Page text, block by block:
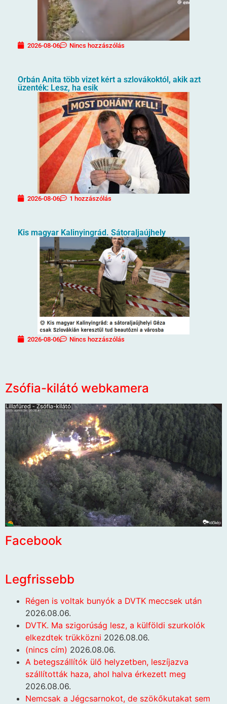
2026-08-06 Nincs hozzászólás
Orbán Anita több vizet kért a szlovákoktól, akik azt
üzenték: Lesz, ha esik
2026-08-06 1 hozzászólás
Kis magyar Kalinyingrád. Sátoraljaújhely
2026-08-06 Nincs hozzászólás
Zsófia-kilátó webkamera
Facebook
Legfrissebb
Régen is voltak bunyók a DVTK meccsek után
2026.08.06.
DVTK. Ma szigorúság lesz, a külföldi szurkolók
elkezdtek trükközni 2026.08.06.
(nincs cím) 2026.08.06.
A betegszállítók ülő helyzetben, leszíjazva
szállították haza, ahol halva érkezett meg
2026.08.06.
Nemcsak a Jégcsarnokot, de szökőkutakat sem